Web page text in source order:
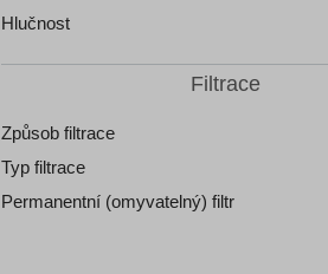
Hlučnost
Filtrace
Způsob filtrace
Typ filtrace
Permanentní (omyvatelný) filtr